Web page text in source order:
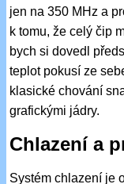
jen na 350 MHz a
k tomu, že celý čip
bych si dovedl
teplot pokusí ze
klasické chování
grafickými jádry.
Chlazení a
Systém chlazení je